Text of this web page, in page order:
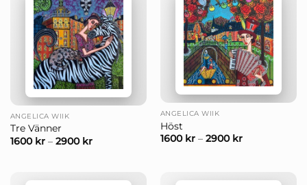
ANGELICA WIIK
Tre Vänner
1600 kr– 2900 kr
ANGELICA WIIK
Höst
1600 kr– 2900 kr